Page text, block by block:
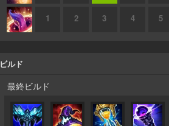
1 2 3 4 5
ビルド
最終ビルド